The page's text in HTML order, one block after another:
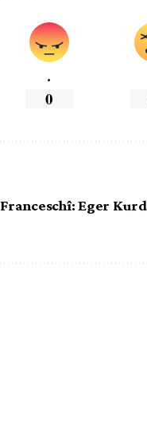
.
0
Franceschî: Eger